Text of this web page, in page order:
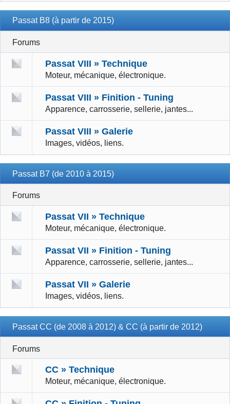
Passat B8 (à partir de 2015)
Forums
Passat VIII » Technique
Moteur, mécanique, électronique.
Passat VIII » Finition - Tuning
Apparence, carrosserie, sellerie, jantes...
Passat VIII » Galerie
Images, vidéos, liens.
Passat B7 (de 2010 à 2015)
Forums
Passat VII » Technique
Moteur, mécanique, électronique.
Passat VII » Finition - Tuning
Apparence, carrosserie, sellerie, jantes...
Passat VII » Galerie
Images, vidéos, liens.
Passat CC (de 2008 à 2012) & CC (à partir de 2012)
Forums
CC » Technique
Moteur, mécanique, électronique.